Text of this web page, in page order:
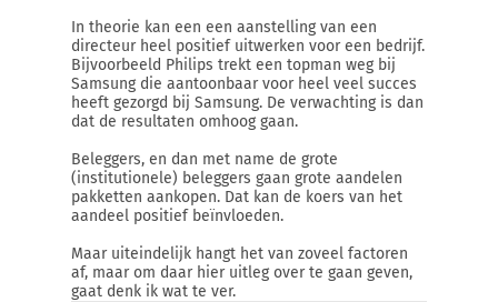
In theorie kan een een aanstelling van een
directeur heel positief uitwerken voor een bedrijf.
Bijvoorbeeld Philips trekt een topman weg bij
Samsung die aantoonbaar voor heel veel succes
heeft gezorgd bij Samsung. De verwachting is dan
dat de resultaten omhoog gaan.
Beleggers, en dan met name de grote
(institutionele) beleggers gaan grote aandelen
pakketten aankopen. Dat kan de koers van het
aandeel positief beïnvloeden.
Maar uiteindelijk hangt het van zoveel factoren
af, maar om daar hier uitleg over te gaan geven,
gaat denk ik wat te ver.